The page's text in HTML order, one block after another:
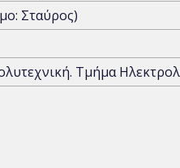
Σταύρος)
Τμήμα